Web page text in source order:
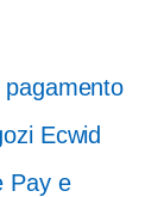
Ecwid
Pay e